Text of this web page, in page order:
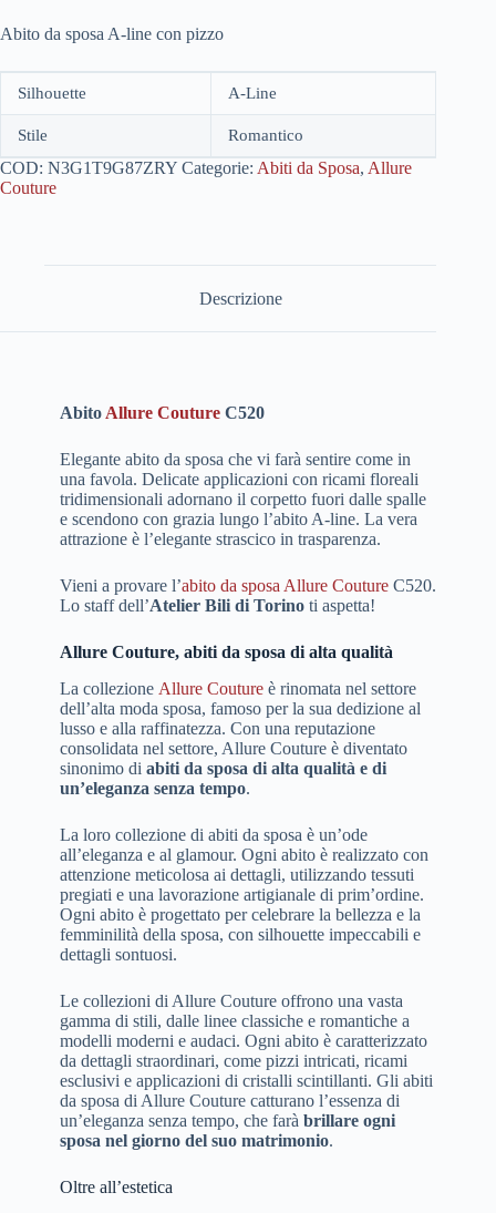
Abito da sposa A-line con pizzo
Silhouette A-Line
Stile Romantico
COD: N3G1T9G87ZRY Categorie: Abiti da Sposa, Allure
Couture
Descrizione
AbitoAllure CoutureC520
Elegante abito da sposa che vi farà sentire come in
una favola. Delicate applicazioni con ricami floreali
tridimensionali adornano il corpetto fuori dalle spalle
e scendono con grazia lungo l’abito A-line. La vera
attrazione è l’elegante strascico in trasparenza.
Vieni a provare l’abito da sposa Allure CoutureC520.
Lo staff dell’Atelier Bili di Torinoti aspetta!
Allure Couture, abiti da sposa di alta qualità
La collezione Allure Coutureè rinomata nel settore
dell’alta moda sposa, famoso per la sua dedizione al
lusso e alla raffinatezza. Con una reputazione
consolidata nel settore, Allure Couture è diventato
sinonimo di abiti da sposa di alta qualità e di
un’eleganza senza tempo.
La loro collezione di abiti da sposa è un’ode
all’eleganza e al glamour. Ogni abito è realizzato con
attenzione meticolosa ai dettagli, utilizzando tessuti
pregiati e una lavorazione artigianale di prim’ordine.
Ogni abito è progettato per celebrare la bellezza e la
femminilità della sposa, con silhouette impeccabili e
dettagli sontuosi.
Le collezioni di Allure Couture offrono una vasta
gamma di stili, dalle linee classiche e romantiche a
modelli moderni e audaci. Ogni abito è caratterizzato
da dettagli straordinari, come pizzi intricati, ricami
esclusivi e applicazioni di cristalli scintillanti. Gli abiti
da sposa di Allure Couture catturano l’essenza di
un’eleganza senza tempo, che farà brillare ogni
sposa nel giorno del suo matrimonio.
Oltre all’estetica